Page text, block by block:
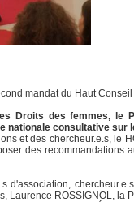
mandat du Haut
Droits des femmes, le
nationale consultative sur
et des chercheur.e.s, le
des recommandations
d'association,
Laurence ROSSIGNOL,